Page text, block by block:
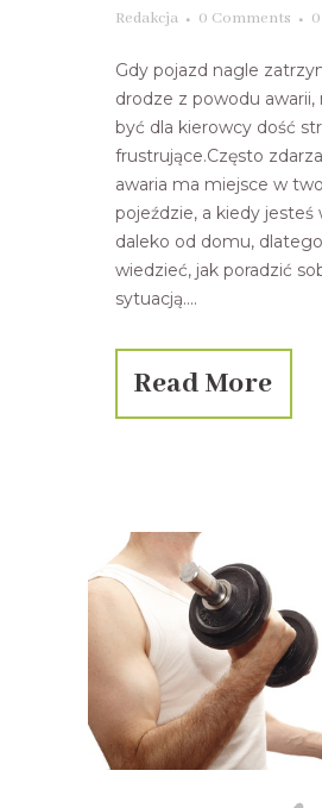
Redakcja
0 Comments 0
Gdy pojazd nagle
drodze z powodu
być dla kierowcy dość
frustrujące.Często
awaria ma miejsce w
pojeździe, a kiedy jesteś
daleko od domu,
wiedzieć, jak poradzić
sytuacją....
Read More